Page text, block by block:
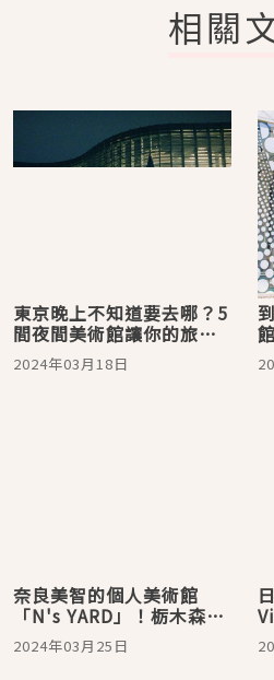
相關
東京晚上不知道要去哪？5
間夜間美術館讓你的旅程
增添藝術氣息
2024年03月18日
奈良美智的個人美術館
「N's YARD」！栃木森林
中自然與藝術融合的美妙
空間，粉絲必去
2024年03月25日